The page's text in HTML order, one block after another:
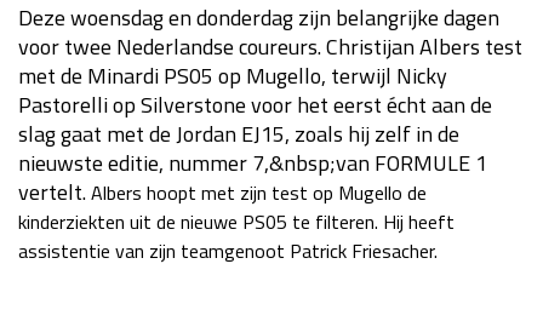
Kwalificatie
vr 14:00 - 15:00
Race
za 13:00 - 15:00
Kwalificatie
za 15:00 - 16:00
Race
zo 14:00 - 16:00
GP VERENIGDE STATEN 2026 23 - 25 okt
Deze woensdag en donderdag zijn belangrijke dagen
voor twee Nederlandse coureurs. Christijan Albers test
met de Minardi PS05 op Mugello, terwijl Nicky
Pastorelli op Silverstone voor het eerst écht aan de
slag gaat met de Jordan EJ15, zoals hij zelf in de
nieuwste editie, nummer 7,&nbsp;van FORMULE 1
vertelt.Albers hoopt met zijn test op Mugello de
kinderziekten uit de nieuwe PS05 te filteren. Hij heeft
assistentie van zijn teamgenoot Patrick Friesacher.